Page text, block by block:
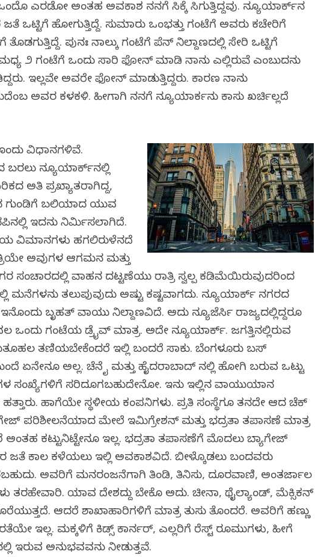
ಒಂದೊ ಎರಡೋ ಅಂತಹ ಅವಕಾಶ ನನಗೆ ಸಿಕ್ಕೆ ಸಿಗುತ್ತಿದ್ದವು. ನ್ಯೂಯಾರ್ಕ್‌ನ
ಒಟ್ಟಿಗೆ ಹೋಗುತ್ತಿದ್ದೆ. ಸುಮಾರು ಒಂಭತ್ತು ಗಂಟೆಗೆ ಅವರು ಕಚೇರಿಗೆ
ತೊಡಗುತ್ತಿದ್ದೆ. ಪುನಃ ನಾಲ್ಕು ಗಂಟೆಗೆ ಪೆನ್ ನಿಲ್ದಾಣದಲ್ಲಿ ಸೇರಿ ಒಟ್ಟಿಗೆ
೨ ಗಂಟೆಗೆ ಒಂದು ಸಾರಿ ಫೋನ್‌ ಮಾಡಿ ನಾನು ಎಲ್ಲಿರುವೆ ಎಂಬುದನ್ನು
ಇಲ್ಲವೇ ಅವರೇ ಫೋನ್‌ ಮಾಡುತ್ತಿದ್ದರು. ಕಾರಣ ನಾನು
ಅವರ ಕಳಕಳಿ. ಹೀಗಾಗಿ ನನಗೆ ನ್ಯೂಯಾರ್ಕನ್ನು ಕಾಸು ಖರ್ಚಿಲ್ಲದೆ
ವಿಧಾನಗಳಿವೆ.
ಬರಲು ನ್ಯೂಯಾರ್ಕ್‌ನಲ್ಲಿ
ಅತಿ ಪ್ರಖ್ಯಾತರಾಗಿದ್ದ,
ಗುಂಡಿಗೆ ಬಲಿಯಾದ ಯುವ
ಇದನ್ನು ನಿರ್ಮಿಸಲಾಗಿದೆ.
ವಿಮಾನಗಳು ಹಗಲಿರುಳೆನ್ನದೆ
ಅವುಗಳ ಆಗಮನ ಮತ್ತು
ಸಂಚಾರದಲ್ಲಿ ವಾಹನ ದಟ್ಟಣೆಯು ರಾತ್ರಿ ಸ್ವಲ್ಪ ಕಡಿಮೆಯಿರುವುದರಿಂದ
ತಲುಪುವುದು ಅಷ್ಟು ಕಷ್ಟವಾಗದು. ನ್ಯೂಯಾರ್ಕ್‌ ನಗರದ
ಬೃಹತ್‌ ವಾಯು ನಿಲ್ದಾಣವಿದೆ. ಅದು ನ್ಯೂಜೆರ್ಸಿ ರಾಜ್ಯದಲ್ಲಿದ್ದರೂ
ಒಂದು ಗಂಟೆಯ ಡ್ರೈವ್‌ ಮಾತ್ರ. ಅದೇ ನ್ಯೂಯಾರ್ಕ್. ಜಗತ್ತಿನಲ್ಲಿರುವ
ತಣಿಯಬೇಕೆಂದರೆ ಇಲ್ಲಿ ಬಂದರೆ ಸಾಕು. ಬೆಂಗಳೂರು ಬಸ್‌
ಏನೇನೂ ಅಲ್ಲ. ಚೆನ್ನೈ ಮತ್ತು ಹೈದರಾಬಾದ್ ನಲ್ಲಿ ಹೋಗಿ ಬರುವ ಒಟ್ಟು
ಸಂಖ್ಯೆಗಳಿಗೆ ಸರಿದೂಗಬಹುದೇನೋ. ಇನ್ನು ಇಲ್ಲಿನ ವಾಯುಯಾನ
ಹಾಗೆಯೇ ಸ್ಥಳೀಯ ಕಂಪನಿಗಳು. ಪ್ರತಿ ಸಂಸ್ಥೆಗೂ ತನ್ನದೇ ಆದ ಚೆಕ್
ಪರಿಶೀಲನೆಯಾದ ಮೇಲೆ ಇಮಿಗ್ರೇಶನ್‌ ಮತ್ತು ಭದ್ರತಾ ತಪಾಸಣೆ ಮಾತ್ರ
ಕಟ್ಟುನಿಟ್ಟೇನೂ ಇಲ್ಲ. ಭದ್ರತಾ ತಪಾಸಣೆಗೆ ಮೊದಲು ಬ್ಯಾಗೇಜ್‌
ಜತೆ ಕಾಲ ಕಳೆಯಲು ಇಲ್ಲಿ ಅವಕಾಶವಿದೆ. ಬೀಳ್ಕೊಡಲು ಬಂದವರು
ಅವರಿಗೆ ಮನರಂಜನೆಗಾಗಿ ತಿಂಡಿ, ತಿನಿಸು, ದೂರವಾಣಿ, ಅಂತರ್ಜಾಲ
ತರಹೇವಾರಿ. ಯಾವ ದೇಶದ್ದು ಬೇಕೊ ಅದು. ಚೀನಾ, ಥೈಲ್ಯಾಂಡ್‌, ಮೆಕ್ಸಿಕನ್‌
ಆದರೆ ಶಾಖಾಹಾರಿಗಳಿಗೆ ಮಾತ್ರ ತುಸು ತೊಂದರೆ. ಅವರಿಗೆ ಹಣ್ಣು
ಇಲ್ಲ. ಮಕ್ಕಳಿಗೆ ಕಿಡ್ಸ್‌ ಕಾರ್ನರ್, ಎಲ್ಲರಿಗೆ ರೆಸ್ಟ್‌ ರೂಮುಗಳು, ಹೀಗೆ
ಇರುವ ಅನುಭವವನ್ನು ನೀಡುತ್ತವೆ.